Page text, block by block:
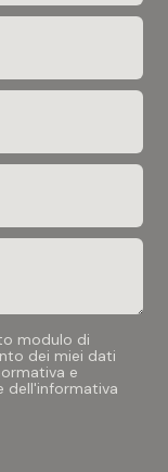
modulo di
dei miei dati
e
dell'informativa